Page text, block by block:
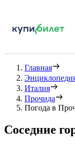
Главная
Италия
Прочида
Погода в
Соседние